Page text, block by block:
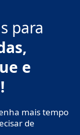
para
e
mais tempo
de